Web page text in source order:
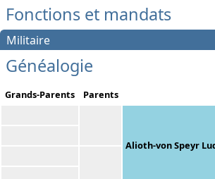
Fonctions et mandats
Militaire
Généalogie
Grands-Parents Parents
Alioth-von Speyr